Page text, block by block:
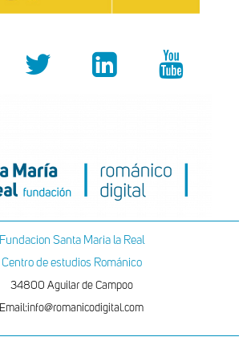
Fundacion Santa Maria la Real
Centro de estudios Románico
34800 Aguilar de Campoo
Email:info@romanicodigital.com